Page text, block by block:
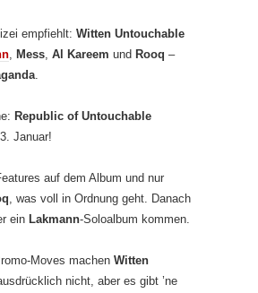
empfiehlt: Witten Untouchable
, Mess, Al Kareem und Rooq –
.
Republic of Untouchable
Januar!
auf dem Album und nur
, was voll in Ordnung geht. Danach
ein Lakmann-Soloalbum kommen.
Moves machen Witten
nicht, aber es gibt ’ne